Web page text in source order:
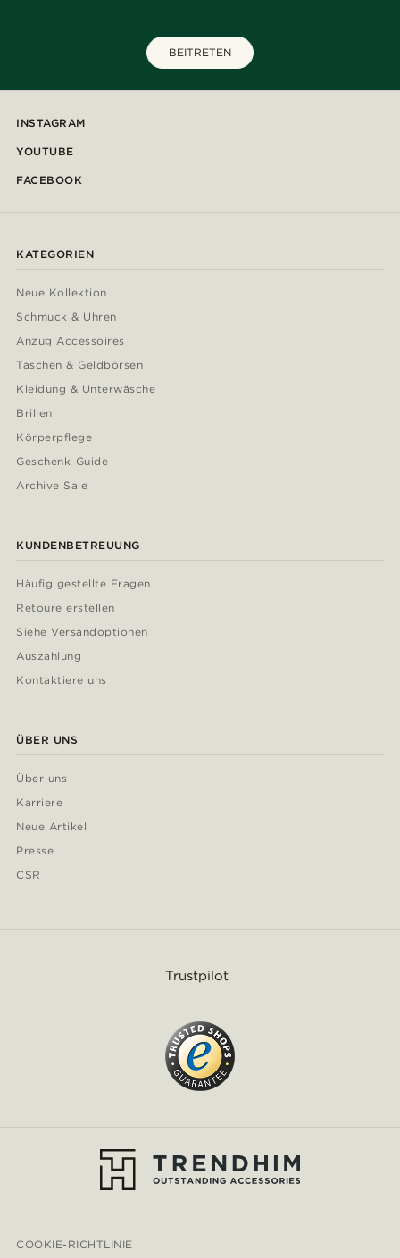
BEITRETEN
INSTAGRAM
YOUTUBE
FACEBOOK
KATEGORIEN
Neue Kollektion
Schmuck & Uhren
Anzug Accessoires
Taschen & Geldbörsen
Kleidung & Unterwäsche
Brillen
Körperpflege
Geschenk-Guide
Archive Sale
KUNDENBETREUUNG
Häufig gestellte Fragen
Retoure erstellen
Siehe Versandoptionen
Auszahlung
Kontaktiere uns
ÜBER UNS
Über uns
Karriere
Neue Artikel
Presse
CSR
Trustpilot
COOKIE-RICHTLINIE